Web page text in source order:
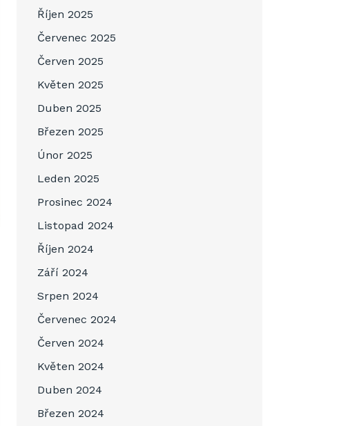
Říjen 2025
Červenec 2025
Červen 2025
Květen 2025
Duben 2025
Březen 2025
Únor 2025
Leden 2025
Prosinec 2024
Listopad 2024
Říjen 2024
Září 2024
Srpen 2024
Červenec 2024
Červen 2024
Květen 2024
Duben 2024
Březen 2024